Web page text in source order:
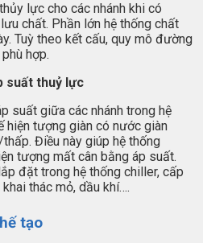
lực cho các nhánh khi có
chất. Phần lớn hệ thống chất
Tuỳ theo kết cấu, quy mô đường
hợp.
suất thuỷ lực
suất giữa các nhánh trong hệ
hiện tượng giàn có nước giàn
Điều này giúp hệ thống
tượng mất cân bằng áp suất.
đặt trong hệ thống chiller, cấp
thác mỏ, dầu khí….
tạo